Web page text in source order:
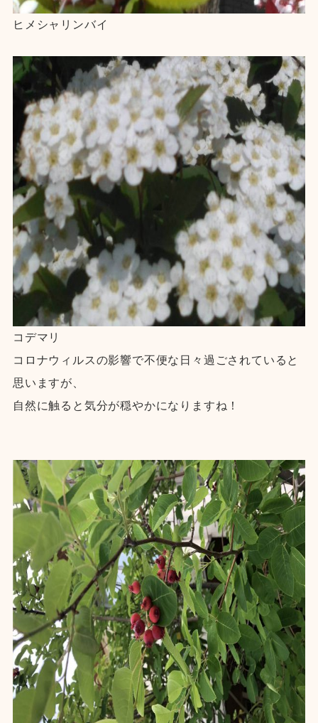
ヒメシャリンバイ
コデマリ
コロナウィルスの影響で不便な日々過ごされていると
思いますが、
自然に触ると気分が穏やかになりますね！